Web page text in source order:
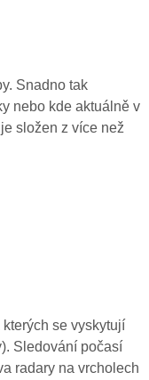
Snadno tak
nebo kde aktuálně v
složen z více než
se vyskytují
Sledování počasí
radary na vrcholech